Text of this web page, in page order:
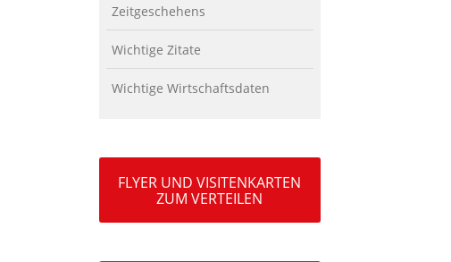
Zeitgeschehens
Wichtige Zitate
Wichtige Wirtschaftsdaten
FLYER UND VISITENKARTEN
ZUM VERTEILEN